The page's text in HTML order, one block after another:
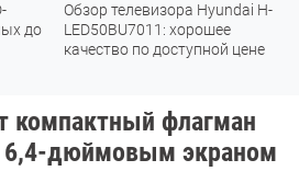
до
Обзор телевизора Hyundai H-
LED50BU7011: хорошее
качество по доступной цене
компактный флагман
6,4-дюймовым экраном